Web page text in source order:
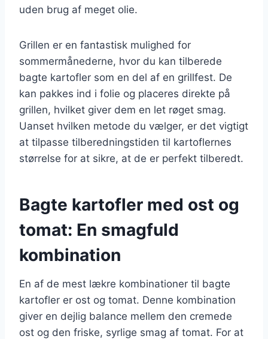
uden brug af meget olie.
Grillen er en fantastisk mulighed for
sommermånederne, hvor du kan tilberede
bagte kartofler som en del af en grillfest. De
kan pakkes ind i folie og placeres direkte på
grillen, hvilket giver dem en let røget smag.
Uanset hvilken metode du vælger, er det vigtigt
at tilpasse tilberedningstiden til kartoflernes
størrelse for at sikre, at de er perfekt tilberedt.
Bagte kartofler med ost og
tomat: En smagfuld
kombination
En af de mest lækre kombinationer til bagte
kartofler er ost og tomat. Denne kombination
giver en dejlig balance mellem den cremede
ost og den friske, syrlige smag af tomat. For at